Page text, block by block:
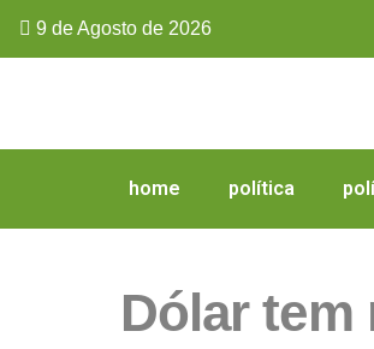
9 de Agosto de 2026
home política
Dólar tem